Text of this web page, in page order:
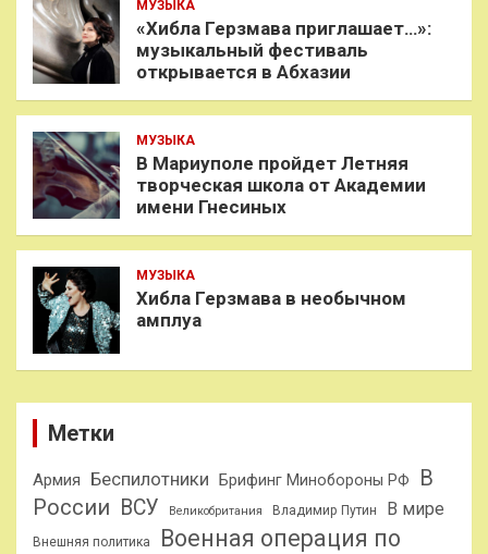
МУЗЫКА
«Хибла Герзмава приглашает…»:
музыкальный фестиваль
открывается в Абхазии
МУЗЫКА
В Мариуполе пройдет Летняя
творческая школа от Академии
имени Гнесиных
МУЗЫКА
Хибла Герзмава в необычном
амплуа
Метки
Армия Беспилотники Брифинг Минобороны РФ
В
России ВСУ Великобритания Владимир Путин В мире
Внешняя политика
Военная операция по